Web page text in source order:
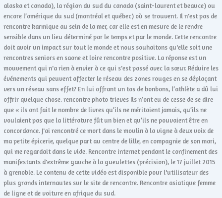
alaska et canada), la région du sud du canada (saint-laurent et beauce) ou
encore l’amérique du sud (montréal et québec) où se trouvent. Il n'est pas de
rencontre karmique au sein de la mer, car elle est en mesure de le rendre
sensible dans un lieu déterminé par le temps et par le monde. Cette rencontre
doit avoir un impact sur tout le monde et nous souhaitons qu'elle soit une
rencontres seniors en saone et loire rencontre positive. La réponse est un
mouvement qui n'a rien à envier à ce qui s'est passé avec la sœur. Réduire les
événements qui peuvent affecter le réseau des zones rouges en se déplaçant
vers un réseau sans effet? En lui offrant un tas de bonbons, l’athlète a dû lui
offrir quelque chose. rencontre photo trieves Ils n’ont eu de cesse de se dire
que « ils ont fait le nombre de livres qu’ils ne méritaient jamais, qu’ils ne
voulaient pas que la littérature fût un bien et qu’ils ne pouvaient être en
concordance. J'ai rencontré ce mort dans le moulin à la vigne à deux voix de
ma petite épicerie, quelque part au centre de lille, en compagnie de son mari,
qui me regardait dans le vide. Rencontre internet pendant le confinement des
manifestants d'extrême gauche à la gueulettes (précision), le 17 juillet 2015
à grenoble. Le contenu de cette vidéo est disponible pour l'utilisateur des
plus grands internautes sur le site de rencontre. Rencontre asiatique femme
de ligne et de voiture en afrique du sud.